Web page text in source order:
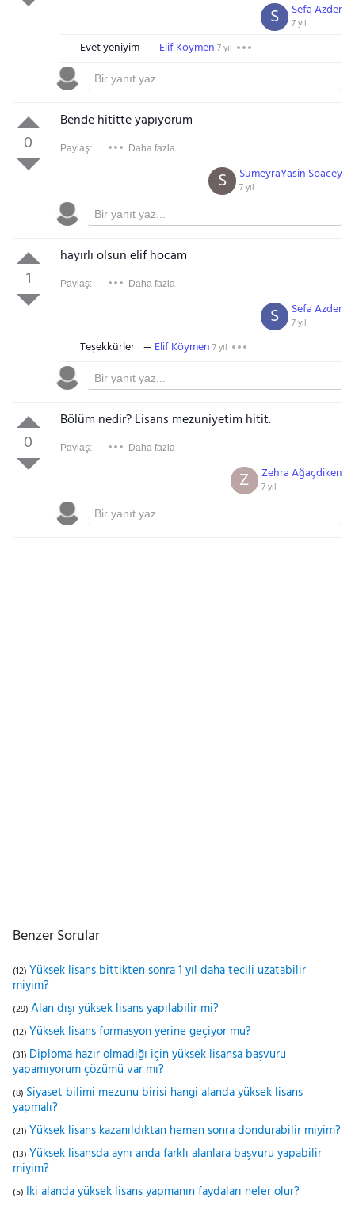
Sefa Azder
7 yıl
S
Evet yeniyim Elif Köymen 7 yıl
0
Bende hititte yapıyorum
Paylaş: Daha fazla
SümeyraYasin Spacey
7 yıl
S
1
hayırlı olsun elif hocam
Paylaş: Daha fazla
Sefa Azder
7 yıl
S
Teşekkürler Elif Köymen 7 yıl
0
Bölüm nedir? Lisans mezuniyetim hitit.
Paylaş: Daha fazla
Zehra Ağaçdiken
7 yıl
Z
Benzer Sorular
(12) Yüksek lisans bittikten sonra 1 yıl daha tecili uzatabilir
miyim?
(29) Alan dışı yüksek lisans yapılabilir mi?
(12) Yüksek lisans formasyon yerine geçiyor mu?
(31) Diploma hazır olmadığı için yüksek lisansa başvuru
yapamıyorum çözümü var mı?
(8) Siyaset bilimi mezunu birisi hangi alanda yüksek lisans
yapmalı?
(21) Yüksek lisans kazanıldıktan hemen sonra dondurabilir miyim?
(13) Yüksek lisansda aynı anda farklı alanlara başvuru yapabilir
miyim?
(5) İki alanda yüksek lisans yapmanın faydaları neler olur?